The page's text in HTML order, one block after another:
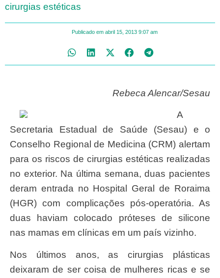
cirurgias estéticas
Publicado em abril 15, 2013 9:07 am
Rebeca Alencar/Sesau
A
Secretaria Estadual de Saúde (Sesau) e o
Conselho Regional de Medicina (CRM) alertam
para os riscos de cirurgias estéticas realizadas
no exterior. Na última semana, duas pacientes
deram entrada no Hospital Geral de Roraima
(HGR) com complicações pós-operatória. As
duas haviam colocado próteses de silicone
nas mamas em clínicas em um país vizinho.
Nos últimos anos, as cirurgias plásticas
deixaram de ser coisa de mulheres ricas e se